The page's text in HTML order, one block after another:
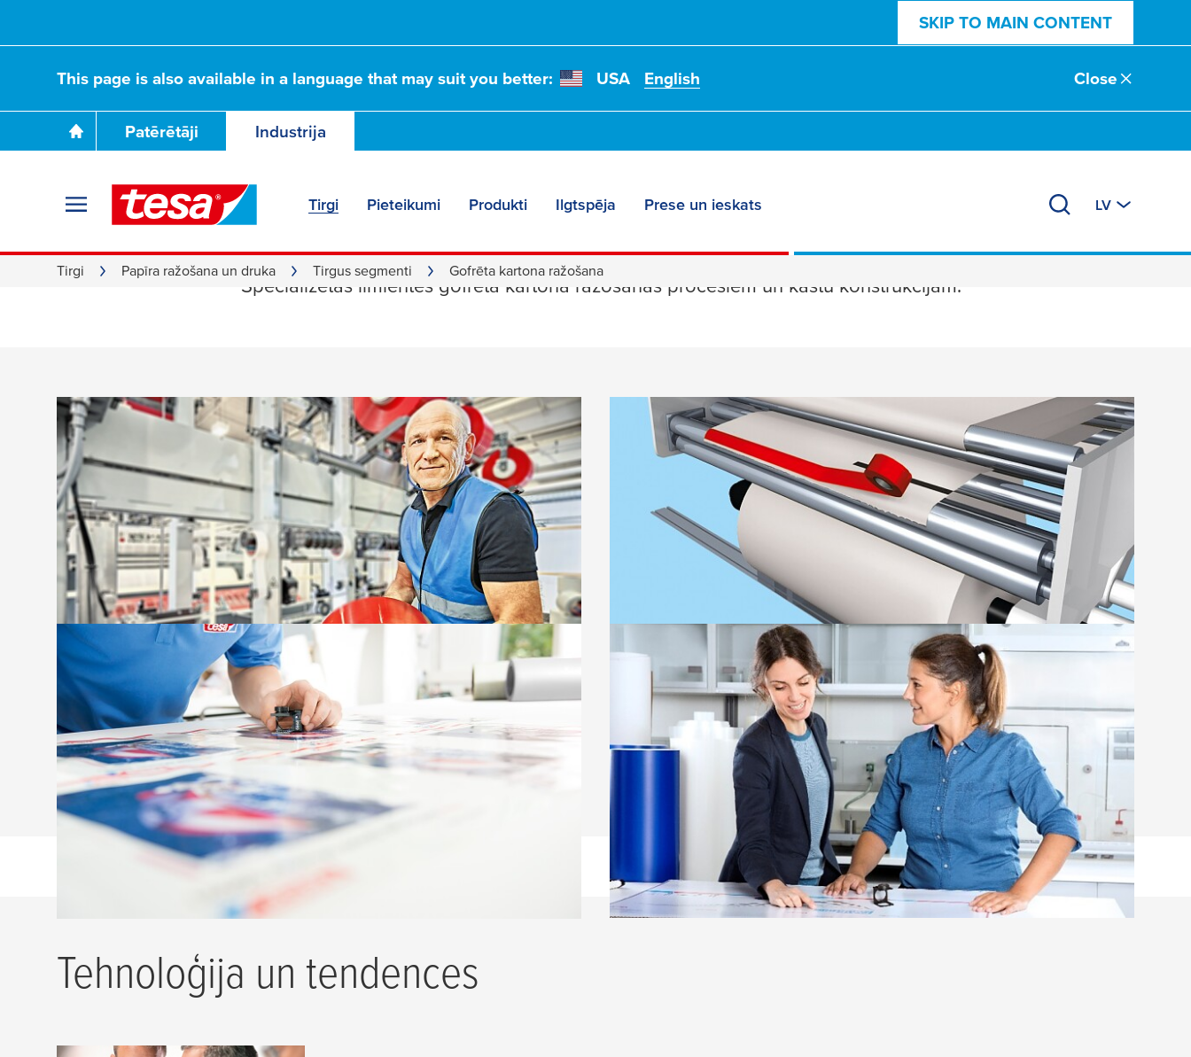
SKIP TO MAIN CONTENT
This page is also available in a language that may suit you better: USA English Close
Patērētāji Industrija
Tirgi Pieteikumi Produkti Ilgtspēja Prese un ieskats LV
Tirgi Papīra ražošana un druka Tirgus segmenti Gofrēta kartona ražošana
Gofrēta kartona ražošana
Specializētās līmlentes gofrēta kartona ražošanas procesiem un kastu konstrukcijām.
Gofrēto materiālu konstrukciju līmlentes
Mūsu pašlīmējošās specializētās līmlentes, ko izmanto kastu
atvēršanai, aizlīmēšanai un stiprināšanai, nodrošina visaugstāko
ražošanas efektivitāti un procesu drošību.
LASĪT VAIRĀK
Savienojošās līmlentes gofrēta kartona ražošanai
Droša visu papīra šķiru savienošana gofrēta kartona ražošanai pat
lielā mašīnas darba ātrumā un paaugstinātā temperatūrā.
LASĪT VAIRĀK
tesa® plākšņu montāžas plēve un auduma lentes
tesa
® plākšņu montāžas lentes ar plēves vai auduma pamatni tiek
izmantotas, kad nav nepieciešams spilventiņš.
LASĪT VAIRĀK
tesa print® putu polsterējums
tesaprint® putu polsterējums augstas kvalitātes fleksogrāfijas drukai
uz gofrēta kartona.
LASĪT VAIRĀK
Tehnoloģija un tendences